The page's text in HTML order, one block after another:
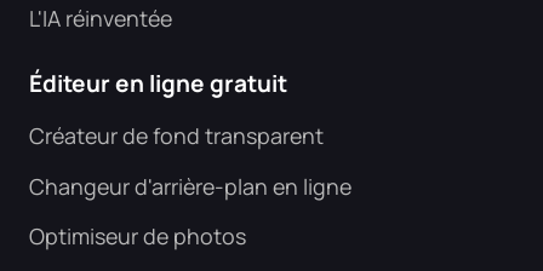
L'IA réinventée
Éditeur en ligne gratuit
Créateur de fond transparent
Changeur d'arrière-plan en ligne
Optimiseur de photos